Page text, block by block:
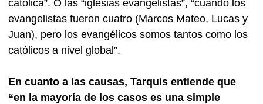
católica”. O las “iglesias evangelistas”, “cuando los
evangelistas fueron cuatro (Marcos Mateo, Lucas y
Juan), pero los evangélicos somos tantos como los
católicos a nivel global”.
En cuanto a las causas, Tarquis entiende que
“en la mayoría de los casos es una simple